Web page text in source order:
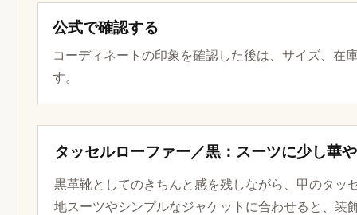
公式で確認する
コーディネートの印象を確認した後は、サイズ、在
す。
タッセルローファー／黒：スーツに少し華
黒革靴としてのきちんと感を残しながら、甲のタッ
地スーツやシンプルなジャケットに合わせると、装